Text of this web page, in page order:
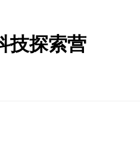
技探索营